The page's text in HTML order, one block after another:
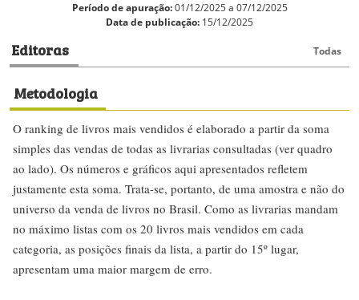
Período de apuração:01/12/2025 a 07/12/2025
Data de publicação: 15/12/2025
Editoras Todas
Metodologia
O ranking de livros mais vendidos é elaborado a partir da soma
simples das vendas de todas as livrarias consultadas (ver quadro
ao lado). Os números e gráficos aqui apresentados refletem
justamente esta soma. Trata-se, portanto, de uma amostra e não do
universo da venda de livros no Brasil. Como as livrarias mandam
no máximo listas com os 20 livros mais vendidos em cada
categoria, as posições finais da lista, a partir do 15º lugar,
apresentam uma maior margem de erro.